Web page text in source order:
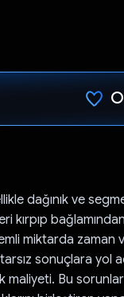
dağınık ve
kırpıp
miktarda zaman
sonuçlara yol
maliyeti. Bu